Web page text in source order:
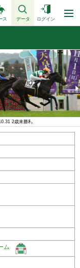
ス データ ログイン
2歳未勝利
ム